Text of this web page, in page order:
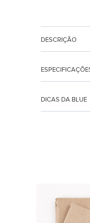
DESCRIÇÃO
DICAS DA BLUE